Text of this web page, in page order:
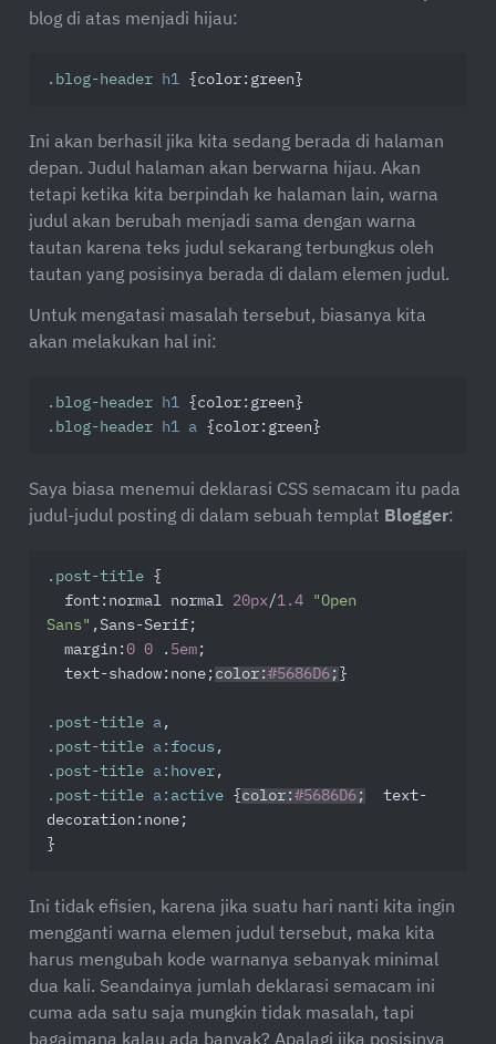
blog di atas menjadi hijau:
.blog-header h1 { color :green}
Ini akan berhasil jika kita sedang berada di halaman
depan. Judul halaman akan berwarna hijau. Akan
tetapi ketika kita berpindah ke halaman lain, warna
judul akan berubah menjadi sama dengan warna
tautan karena teks judul sekarang terbungkus oleh
tautan yang posisinya berada di dalam elemen judul.
Untuk mengatasi masalah tersebut, biasanya kita
akan melakukan hal ini:
.blog-header h1 { color
.blog-header
h1 a { color :green}
Saya biasa menemui deklarasi CSS semacam itu pada
judul-judul posting di dalam sebuah templat Blogger:
.post-title {
font :normal normal 20px /1.4
"Open
Sans" ,Sans-Serif;
margin :0 0 . 5em ;
text-shadow :none; color :#5686D6 ; }
.post-title a
.post-title
a :focus
.post-title
a :hover
.post-title
a :active { color :#5686D6 ;
text-
decoration :none;
}
Ini tidak efisien, karena jika suatu hari nanti kita ingin
mengganti warna elemen judul tersebut, maka kita
harus mengubah kode warnanya sebanyak minimal
dua kali. Seandainya jumlah deklarasi semacam ini
cuma ada satu saja mungkin tidak masalah, tapi
bagaimana kalau ada banyak? Apalagi jika posisinya